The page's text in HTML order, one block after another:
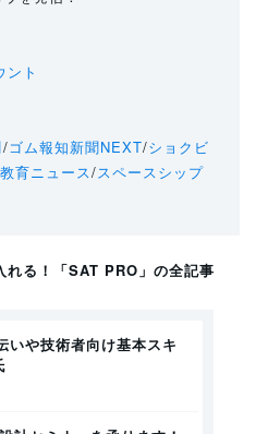
ト
/ゴム報知新聞NEXT/ショクビ
育ニュース/スペースシップ
る！ 「SAT PRO」の全記事
いや技術者向け基本スキ